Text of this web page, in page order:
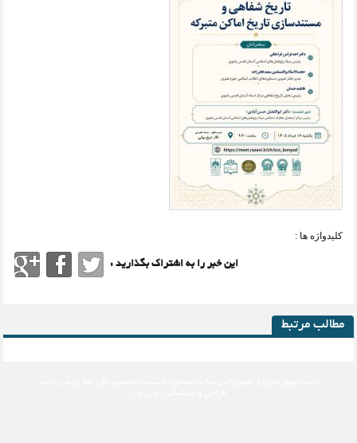
کلیدواژه ها :
این خبر را به اشتراک بگذارید :
مطالب مرتبط